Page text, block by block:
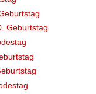
Geburtstag